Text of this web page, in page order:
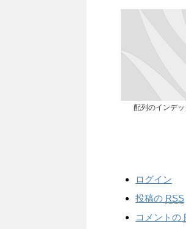
配列のインデッ
ログイン
投稿の RSS
コメントの